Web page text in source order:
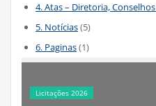
4. Atas – Diretoria,
5. Notícias(5)
6. Paginas(1)